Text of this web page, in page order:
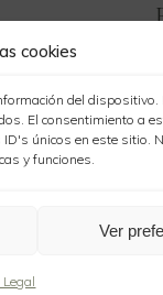
cookies
del dispositivo.
El consentimiento a
únicos en este sitio.
y funciones.
Ver